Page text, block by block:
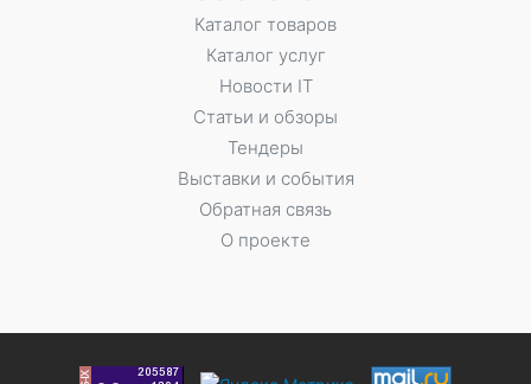
Каталог товаров
Каталог услуг
Новости IT
Статьи и обзоры
Тендеры
Выставки и события
Обратная связь
О проекте